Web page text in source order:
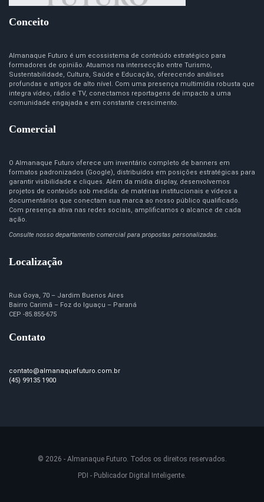
Conceito
Almanaque Futuro é um ecossistema de conteúdo estratégico para
formadores de opinião. Atuamos na intersecção entre Turismo,
Sustentabilidade, Cultura, Saúde e Educação, oferecendo análises
profundas e artigos de alto nível. Com uma presença multimídia robusta que
integra vídeo, rádio e TV, conectamos reportagens de impacto a uma
comunidade engajada e em constante crescimento.
Comercial
O Almanaque Futuro oferece um inventário completo de banners em
formatos padronizados (Google), distribuídos em posições estratégicas para
garantir visibilidade e cliques. Além da mídia display, desenvolvemos
projetos de conteúdo sob medida: de matérias institucionais e vídeos a
documentários que conectam sua marca ao nosso público qualificado.
Com presença ativa nas redes sociais, amplificamos o alcance de cada
ação.
Consulte nosso departamento comercial para propostas personalizadas.
Localização
Rua Goya, 70 – Jardim Buenos Aires
Bairro Carimã – Foz do Iguaçu – Paraná
CEP -85.855-675
Contato
contato@almanaquefuturo.com.br
(45) 99135 1900
© 2026 - Almanaque Futuro. Todos os direitos reservados.
PDI - Publicador Digital Inteligente.